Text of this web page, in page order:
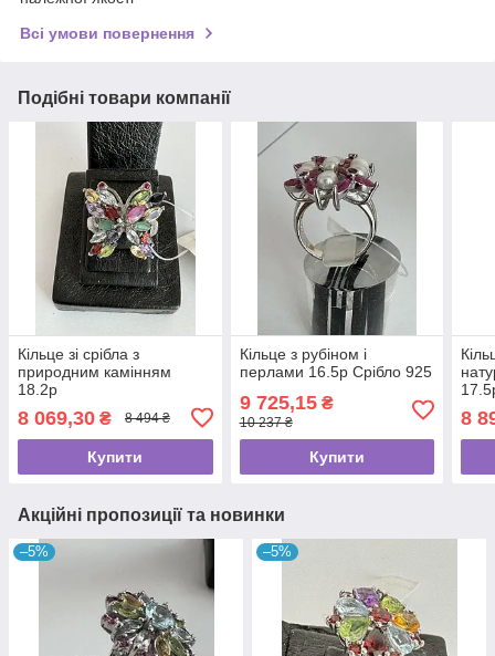
Всі умови повернення
Подібні товари компанії
Кільце зі срібла з
природним камінням
18.2p
8 069,30 ₴ 8 494 ₴
Купити
Кільце з рубіном і
перлами 16.5p Срібло 925
9 725,15₴
10 237 ₴
Купити
8
Акційні пропозиції та новинки
–5% –5%